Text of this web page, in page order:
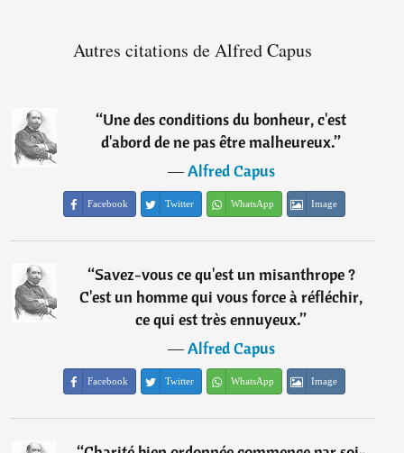
Autres citations de Alfred Capus
“Une des conditions du bonheur, c'est
d'abord de ne pas être malheureux.”
―Alfred Capus
Facebook Twitter WhatsApp Image
“Savez-vous ce qu'est un misanthrope ?
C'est un homme qui vous force à réfléchir,
ce qui est très ennuyeux.”
―Alfred Capus
Facebook Twitter WhatsApp Image